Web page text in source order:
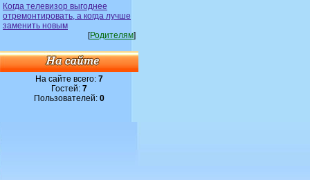
Когда телевизор выгоднее
отремонтировать, а когда лучше
заменить новым
[Родителям]
На сайте всего: 7
Гостей: 7
Пользователей: 0